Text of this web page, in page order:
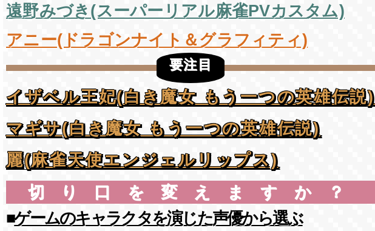
遠野みづき(スーパーリアル麻雀PVカスタム)
アニー(ドラゴンナイト＆グラフィティ)
要注目
イザベル王妃(白き魔女 もう一つの英雄伝説)
マギサ(白き魔女 もう一つの英雄伝説)
麗(麻雀天使エンジェルリップス)
切り口を変えますか？
■ゲームのキャラクタを演じた声優から選ぶ